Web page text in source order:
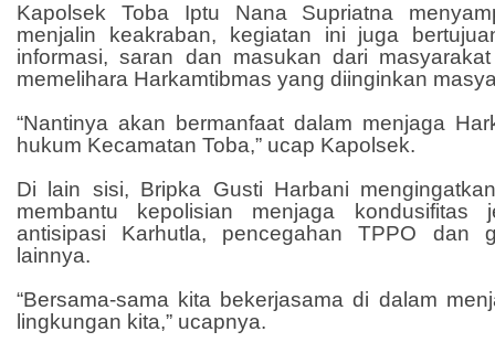
Kapolsek Toba Iptu Nana Supriatna
menjalin keakraban, kegiatan ini juga
informasi, saran dan masukan dari
memelihara Harkamtibmas yang diinginkan
“Nantinya akan bermanfaat dalam menjaga
hukum Kecamatan Toba,” ucap Kapolsek.
Di lain sisi, Bripka Gusti Harbani
membantu kepolisian menjaga kondusifitas
antisipasi Karhutla, pencegahan TPPO dan
lainnya.
“Bersama-sama kita bekerjasama di dalam
lingkungan kita,” ucapnya.